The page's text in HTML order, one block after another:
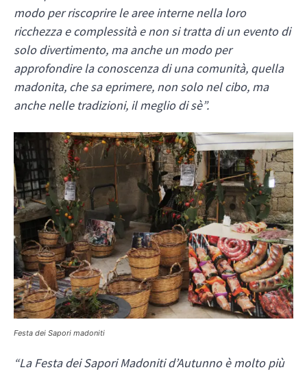
modo per riscoprire le aree interne nella loro
ricchezza e complessità e non si tratta di un evento di
solo divertimento, ma anche un modo per
approfondire la conoscenza di una comunità, quella
madonita, che sa eprimere, non solo nel cibo, ma
anche nelle tradizioni, il meglio di sè”.
Festa dei Sapori madoniti
“La Festa dei Sapori Madoniti d’Autunno è molto più